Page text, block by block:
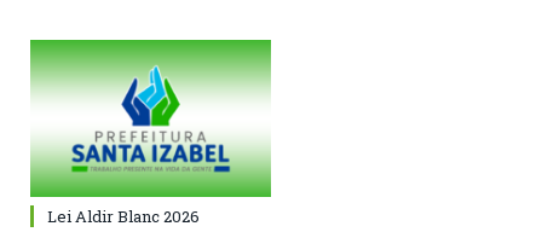
Lei Aldir Blanc 2026